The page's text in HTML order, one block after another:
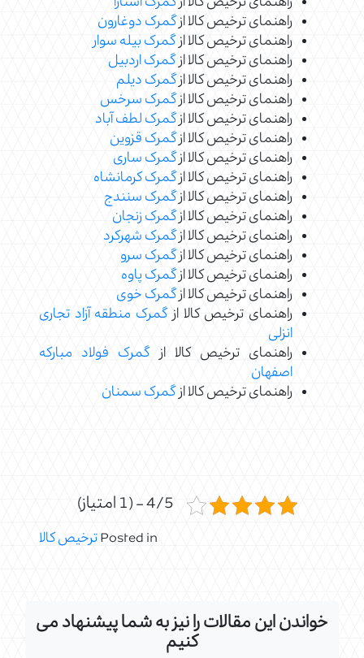
راهنمای ترخیص کالا ازگمرک دوغارون
راهنمای ترخیص کالا ازگمرک بیله سوار
راهنمای ترخیص کالا ازگمرک اردبیل
راهنمای ترخیص کالا ازگمرک دیلم
راهنمای ترخیص کالا ازگمرک سرخس
راهنمای ترخیص کالا ازگمرک لطف آباد
راهنمای ترخیص کالا ازگمرک قزوین
راهنمای ترخیص کالا ازگمرک ساری
راهنمای ترخیص کالا ازگمرک کرمانشاه
راهنمای ترخیص کالا ازگمرک سنندج
راهنمای ترخیص کالا ازگمرک زنجان
راهنمای ترخیص کالا ازگمرک شهرکرد
راهنمای ترخیص کالا ازگمرک سرو
راهنمای ترخیص کالا ازگمرک پاوه
راهنمای ترخیص کالا ازگمرک خوی
راهنمای ترخیص کالا ازگمرک منطقه آزاد تجاری
انزلی
راهنمای ترخیص کالا ازگمرک فولاد مبارکه
اصفهان
راهنمای ترخیص کالا ازگمرک سمنان
4/5 - (1 امتیاز)
Posted inترخیص کالا
خواندن این مقالات را نیز به شما پیشنهاد می
کنیم